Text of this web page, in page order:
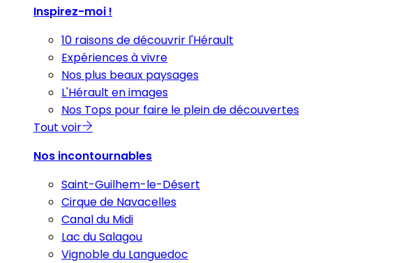
Inspirez-moi !
10 raisons de découvrir l'Hérault
Expériences à vivre
Nos plus beaux paysages
L'Hérault en images
Nos Tops pour faire le plein de découvertes
Tout voir
Nos incontournables
Saint-Guilhem-le-Désert
Cirque de Navacelles
Canal du Midi
Lac du Salagou
Vignoble du Languedoc